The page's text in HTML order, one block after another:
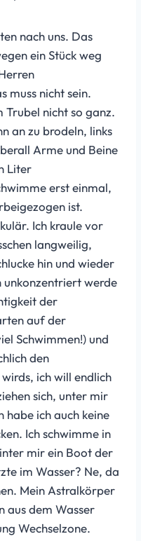
nach uns. Das
ein Stück weg
muss nicht sein.
nicht so ganz.
an zu brodeln, links
Arme und Beine
Liter
erst einmal,
ist.
Ich kraule vor
langweilig,
hin und wieder
unkonzentriert werde
der
auf der
Schwimmen!) und
den
ich will endlich
sich, unter mir
habe ich auch keine
Ich schwimme in
mir ein Boot der
im Wasser? Ne, da
Mein Astralkörper
aus dem Wasser
Wechselzone.